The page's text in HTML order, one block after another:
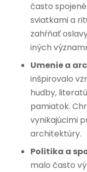
často
sviatkami a
zahŕňať
iných
Umenie a
inšpirovalo
hudby,
pamiatok.
vynikajúcimi
architektúry.
Politika a
malo často